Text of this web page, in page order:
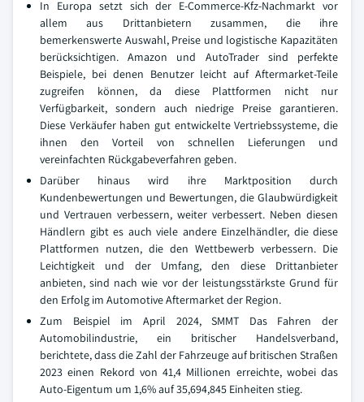
In Europa setzt sich der E-Commerce-Kfz-Nachmarkt vor
allem aus Drittanbietern zusammen, die ihre
bemerkenswerte Auswahl, Preise und logistische Kapazitäten
berücksichtigen. Amazon und AutoTrader sind perfekte
Beispiele, bei denen Benutzer leicht auf Aftermarket-Teile
zugreifen können, da diese Plattformen nicht nur
Verfügbarkeit, sondern auch niedrige Preise garantieren.
Diese Verkäufer haben gut entwickelte Vertriebssysteme, die
ihnen den Vorteil von schnellen Lieferungen und
vereinfachten Rückgabeverfahren geben.
Darüber hinaus wird ihre Marktposition durch
Kundenbewertungen und Bewertungen, die Glaubwürdigkeit
und Vertrauen verbessern, weiter verbessert. Neben diesen
Händlern gibt es auch viele andere Einzelhändler, die diese
Plattformen nutzen, die den Wettbewerb verbessern. Die
Leichtigkeit und der Umfang, den diese Drittanbieter
anbieten, sind nach wie vor der leistungsstärkste Grund für
den Erfolg im Automotive Aftermarket der Region.
Zum Beispiel im April 2024, SMMT Das Fahren der
Automobilindustrie, ein britischer Handelsverband,
berichtete, dass die Zahl der Fahrzeuge auf britischen Straßen
2023 einen Rekord von 41,4 Millionen erreichte, wobei das
Auto-Eigentum um 1,6% auf 35,694,845 Einheiten stieg.